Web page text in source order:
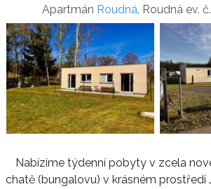
Apartmán Roudná, Roudná ev.
Nabízíme týdenní pobyty v zcela
chatě (bungalovu) v krásném prostředí